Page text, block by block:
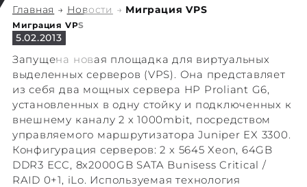
Главная → Новости → Миграция VPS
Миграция VPS
5.02.2013
Запущена новая площадка для виртуальных
выделенных серверов (VPS). Она представляет
из себя два мощных сервера HP Proliant G6,
установленных в одну стойку и подключенных к
внешнему каналу 2 х 1000mbit, посредством
управляемого маршрутизатора Juniper EX 3300.
Конфигурация серверов: 2 x 5645 Xeon, 64GB
DDR3 ECC, 8x2000GB SATA Bunisess Critical /
RAID 0+1, iLo. Используемая технология